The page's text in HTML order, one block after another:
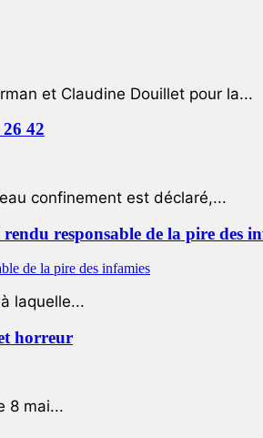
et Claudine Douillet pour la...
42
confinement est déclaré,...
responsable de la pire des
laquelle...
horreur
8 mai...